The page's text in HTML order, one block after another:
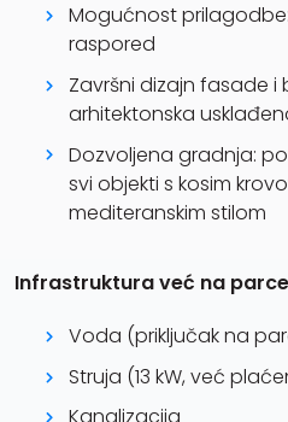
Mogućnost
raspored
Završni dizajn fasade i
arhitektonska
Dozvoljena gradnja:
svi objekti s kosim
mediteranskim stilom
Infrastruktura već na
Voda (priključak na
Struja (13 kW, već